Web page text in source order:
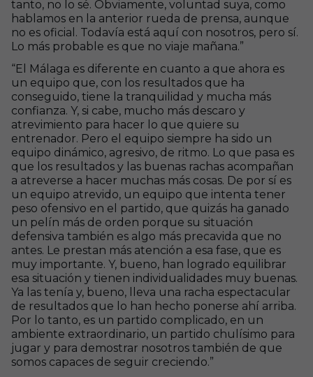
tanto, no lo sé. Obviamente, voluntad suya, como
hablamos en la anterior rueda de prensa, aunque
no es oficial. Todavía está aquí con nosotros, pero sí.
Lo más probable es que no viaje mañana.”
“El Málaga es diferente en cuanto a que ahora es
un equipo que, con los resultados que ha
conseguido, tiene la tranquilidad y mucha más
confianza. Y, si cabe, mucho más descaro y
atrevimiento para hacer lo que quiere su
entrenador. Pero el equipo siempre ha sido un
equipo dinámico, agresivo, de ritmo. Lo que pasa es
que los resultados y las buenas rachas acompañan
a atreverse a hacer muchas más cosas. De por sí es
un equipo atrevido, un equipo que intenta tener
peso ofensivo en el partido, que quizás ha ganado
un pelín más de orden porque su situación
defensiva también es algo más precavida que no
antes. Le prestan más atención a esa fase, que es
muy importante. Y, bueno, han logrado equilibrar
esa situación y tienen individualidades muy buenas.
Ya las tenía y, bueno, lleva una racha espectacular
de resultados que lo han hecho ponerse ahí arriba.
Por lo tanto, es un partido complicado, en un
ambiente extraordinario, un partido chulísimo para
jugar y para demostrar nosotros también de que
somos capaces de seguir creciendo.”